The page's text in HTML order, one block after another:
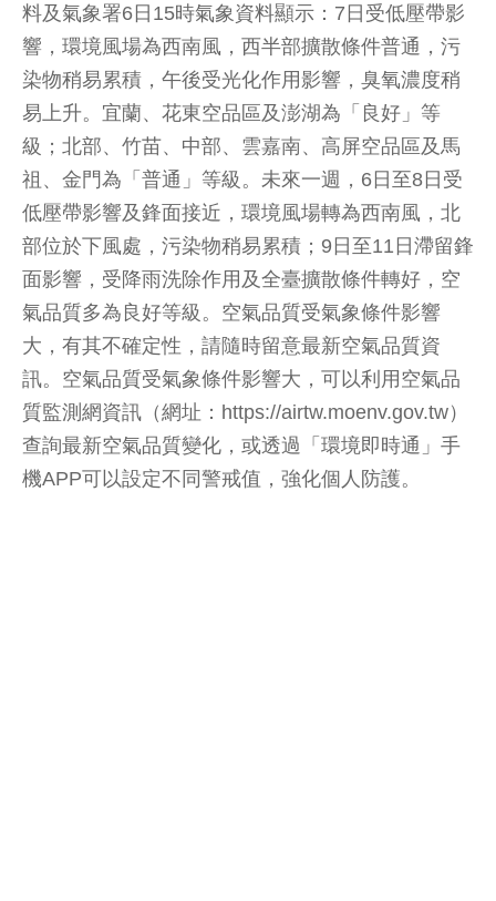
料及氣象署6日15時氣象資料顯示：7日受低壓帶影
響，環境風場為西南風，西半部擴散條件普通，污
染物稍易累積，午後受光化作用影響，臭氧濃度稍
易上升。宜蘭、花東空品區及澎湖為「良好」等
級；北部、竹苗、中部、雲嘉南、高屏空品區及馬
祖、金門為「普通」等級。未來一週，6日至8日受
低壓帶影響及鋒面接近，環境風場轉為西南風，北
部位於下風處，污染物稍易累積；9日至11日滯留鋒
面影響，受降雨洗除作用及全臺擴散條件轉好，空
氣品質多為良好等級。空氣品質受氣象條件影響
大，有其不確定性，請隨時留意最新空氣品質資
訊。空氣品質受氣象條件影響大，可以利用空氣品
質監測網資訊（網址：https://airtw.moenv.gov.tw）
查詢最新空氣品質變化，或透過「環境即時通」手
機APP可以設定不同警戒值，強化個人防護。